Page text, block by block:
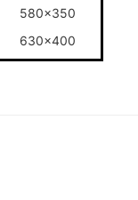
580x350
630x400